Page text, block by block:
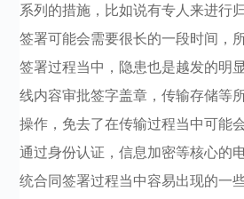
系列的措施，比如说有专人来进行
签署可能会需要很长的一段时间，
签署过程当中，隐患也是越发的明
线内容审批签字盖章，传输存储等
操作，免去了在传输过程当中可能
通过身份认证，信息加密等核心的
统合同签署过程当中容易出现的一